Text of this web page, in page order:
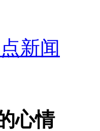
《愚公移山》用意
新闻
心情